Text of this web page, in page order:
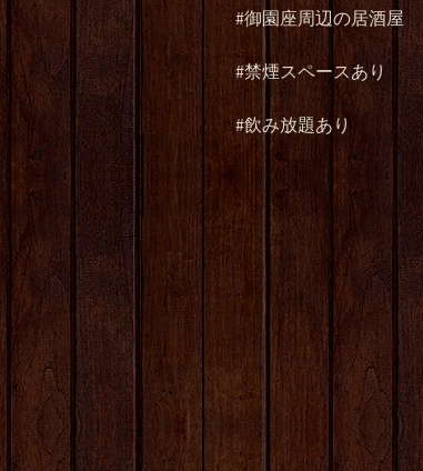
#御園座周辺の居酒屋
#禁煙スペースあり
#飲み放題あり